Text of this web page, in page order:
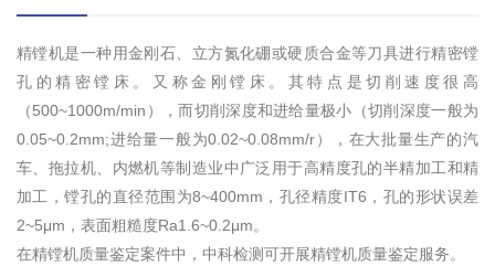
精镗机是一种用金刚石、立方氮化硼或硬质合金等刀具进行精密镗
孔的精密镗床。又称金刚镗床。其特点是切削速度很高
（500~1000m/min），而切削深度和进给量极小（切削深度一般为
0.05~0.2mm;进给量一般为0.02~0.08mm/r），在大批量生产的汽
车、拖拉机、内燃机等制造业中广泛用于高精度孔的半精加工和精
加工，镗孔的直径范围为8~400mm，孔径精度IT6，孔的形状误差
2~5μm，表面粗糙度Ra1.6~0.2μm。
在精镗机质量鉴定案件中，中科检测可开展精镗机质量鉴定服务。